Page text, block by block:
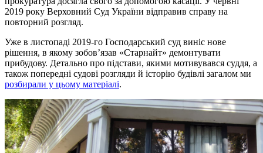
2019 року Верховний Суд України відправив справу на
повторний розгляд.
Уже в листопаді 2019-го Господарський суд виніс нове
рішення, в якому зобов’язав «Старнайт» демонтувати
прибудову. Детально про підстави, якими мотивувався суддя, а
також попередні судові розгляди й історію будівлі загалом ми
розбирали у цьому матеріалі.